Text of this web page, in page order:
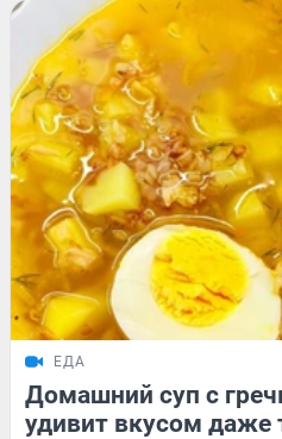
ЕДА
Домашний суп с
удивит вкусом даже